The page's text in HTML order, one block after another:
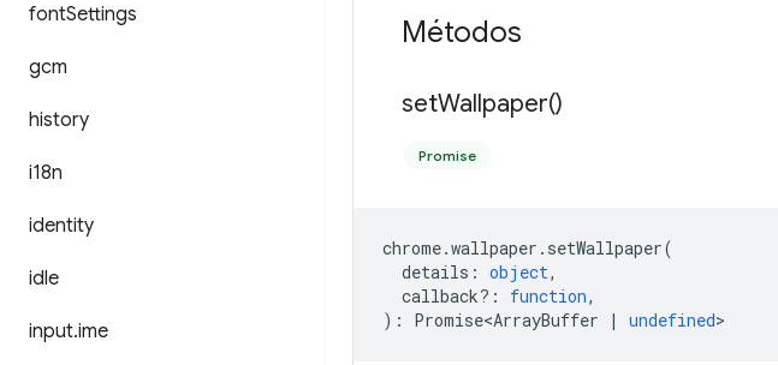
fontSettings
gcm
history
i18n
identity
idle
input.ime
Métodos
setWallpaper()
Promise
chrome.wallpaper . setWallpaper(
details : object,
callback? : function,
) : Promise<ArrayBuffer | undefined>